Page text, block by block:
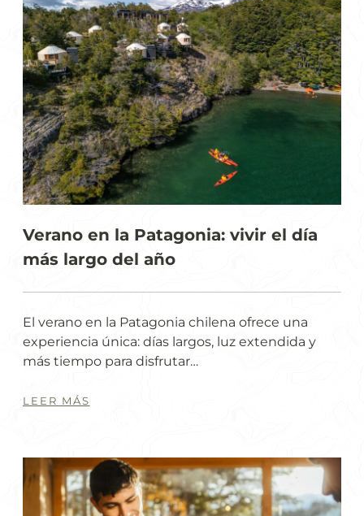
Verano en la Patagonia: vivir el día
más largo del año
El verano en la Patagonia chilena ofrece una
experiencia única: días largos, luz extendida y
más tiempo para disfrutar…
LEER MÁS